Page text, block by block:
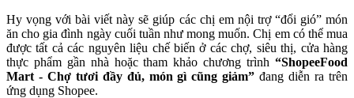
Hy vọng với bài viết này sẽ giúp các chị em nội trợ “đổi gió” món
ăn cho gia đình ngày cuối tuần như mong muốn. Chị em có thể mua
được tất cả các nguyên liệu chế biến ở các chợ, siêu thị, cửa hàng
thực phẩm gần nhà hoặc tham khảo chương trình “ShopeeFood
Mart - Chợ tươi đầy đủ, món gì cũng giảm” đang diễn ra trên
ứng dụng Shopee.